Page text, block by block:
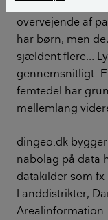
dvs. conzoom®-
overvejende af
har børn, men
sjældent flere…
gennemsnitligt:
femtedel har
mellemlang
dingeo.dk
nabolag på data
datakilder som
Landdistrikter,
Arealinformation.